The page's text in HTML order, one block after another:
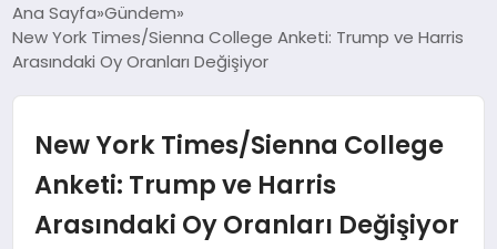
ADANA
MAGAZIN
Ana Sayfa Gündem
New York Times/Sienna College Anketi: Trump ve Harris
Arasındaki Oy Oranları Değişiyor
New York Times/Sienna College
Anketi: Trump ve Harris
Arasındaki Oy Oranları Değişiyor